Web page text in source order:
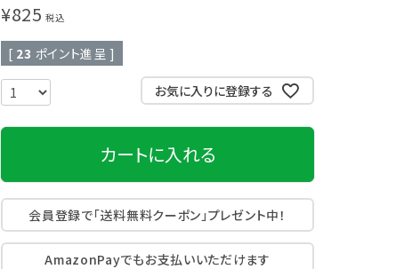
¥825 税込
[ 23 ポイント進呈 ]
お気に入りに登録する
カートに入れる
会員登録で「送料無料クーポン」プレゼント中！
AmazonPayでもお支払いいただけます